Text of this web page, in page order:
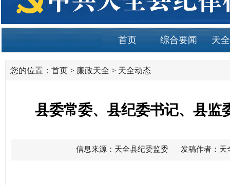
首页 综合要闻 天
您的位置： 首页 > 廉政天全 > 天全动态
县委常委、县纪委书记、县监
信息来源：天全县纪委监委 发稿作者：